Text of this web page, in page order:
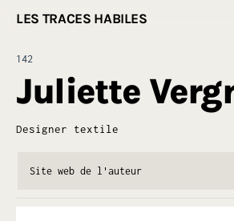
LES TRACES HABILES
Fonds Dess(e)ins
Productions
[
Ressources ]
142
Juliette
Designer textile
Site web de l'auteur